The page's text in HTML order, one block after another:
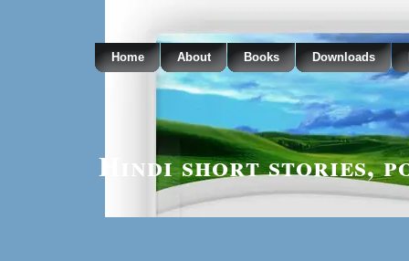
Home About Books Downloads
Hindi short stories,